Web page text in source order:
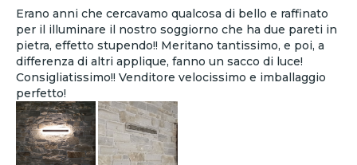
Erano anni che cercavamo qualcosa di bello e raffinato
per il illuminare il nostro soggiorno che ha due pareti in
pietra, effetto stupendo!! Meritano tantissimo, e poi, a
differenza di altri applique, fanno un sacco di luce!
Consigliatissimo!! Venditore velocissimo e imballaggio
perfetto!